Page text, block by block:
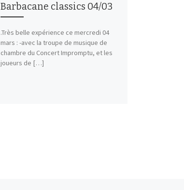
Barbacane classics 04/03
.Très belle expérience ce mercredi 04
mars : -avec la troupe de musique de
chambre du Concert Impromptu, et les
joueurs de […]